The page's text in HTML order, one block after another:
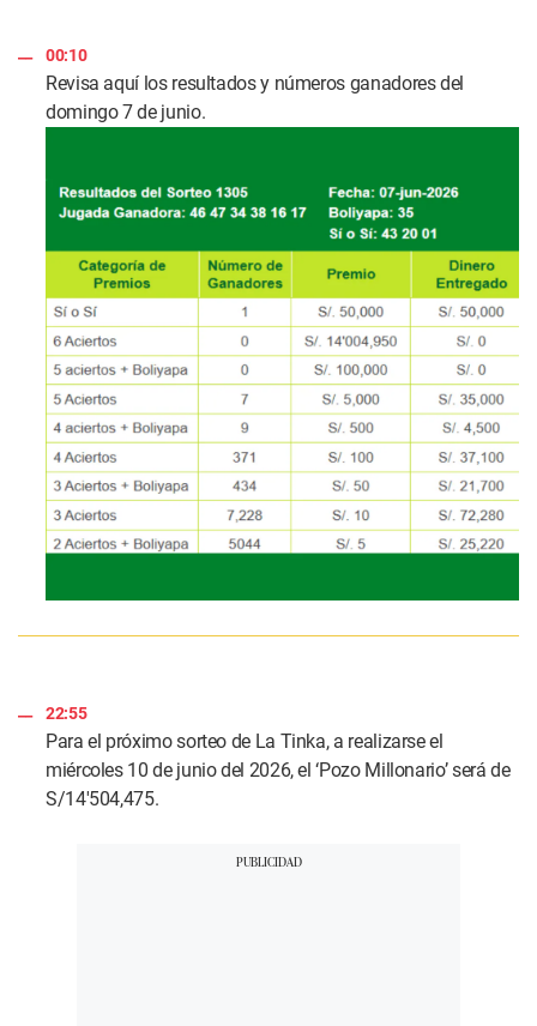
00:10
Revisa aquí los resultados y números ganadores del
domingo 7 de junio.
22:55
Para el próximo sorteo de La Tinka, a realizarse el
miércoles 10 de junio del 2026, el ‘Pozo Millonario’ será de
S/14'504,475.